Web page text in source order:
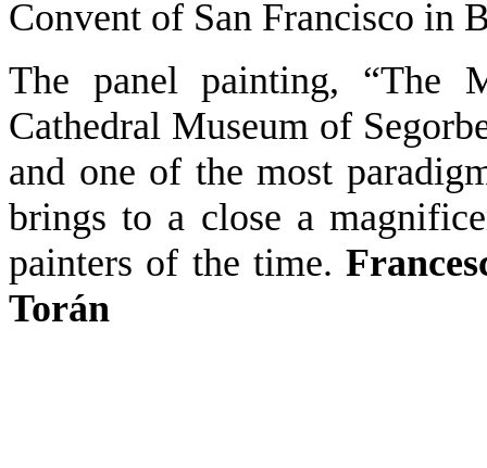
Convent of San Francisco in
The panel painting, “The
Cathedral Museum of
and one of the most
brings to a close a
painters of the time.
Torán